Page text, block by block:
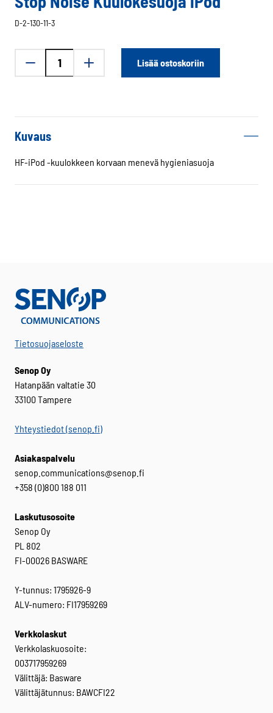
D-2-130-11-3
määrä
Lisää ostoskoriin
Kuvaus
HF-iPod -kuulokkeen korvaan menevä hygieniasuoja
Tietosuojaseloste
Senop Oy
Hatanpään valtatie 30
33100 Tampere
Yhteystiedot (senop.fi)
Asiakaspalvelu
senop.communications@senop.fi
+358 (0)800 188 011
Laskutusosoite
Senop Oy
PL 802
FI-00026 BASWARE
Y-tunnus: 1795926-9
ALV-numero: FI17959269
Verkkolaskut
Verkkolaskuosoite:
003717959269
Välittäjä: Basware
Välittäjätunnus: BAWCFI22